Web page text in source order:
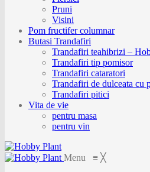
Pruni
Visini
Pom fructifer columnar
Butasi Trandafiri
Trandafiri teahibrizi –
Trandafiri tip pomisor
Trandafiri cataratori
Trandafiri de dulceata cu
Trandafiri pitici
Vita de vie
pentru masa
pentru vin
Menu ≡ ╳